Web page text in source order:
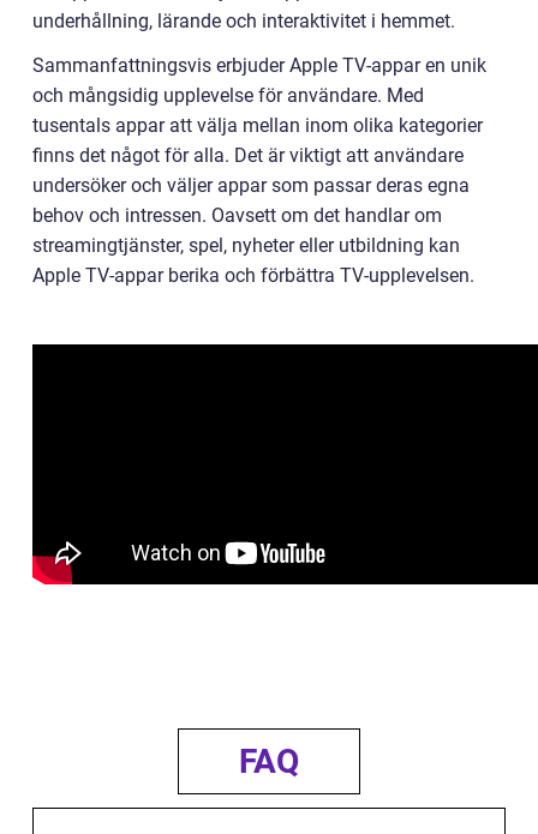
underhållning, lärande och interaktivitet i hemmet.
Sammanfattningsvis erbjuder Apple TV-appar en unik
och mångsidig upplevelse för användare. Med
tusentals appar att välja mellan inom olika kategorier
finns det något för alla. Det är viktigt att användare
undersöker och väljer appar som passar deras egna
behov och intressen. Oavsett om det handlar om
streamingtjänster, spel, nyheter eller utbildning kan
Apple TV-appar berika och förbättra TV-upplevelsen.
FAQ